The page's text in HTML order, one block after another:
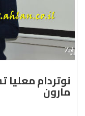
نوتردام
مارون